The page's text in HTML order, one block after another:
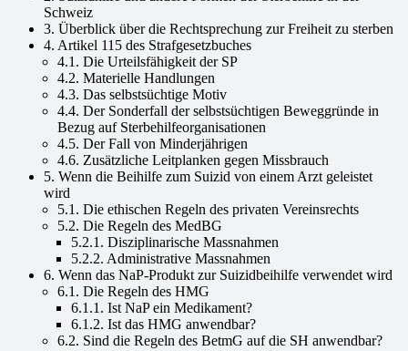
Schweiz
3. Überblick über die Rechtsprechung zur Freiheit zu sterben
4. Artikel 115 des Strafgesetzbuches
4.1. Die Urteilsfähigkeit der SP
4.2. Materielle Handlungen
4.3. Das selbstsüchtige Motiv
4.4. Der Sonderfall der selbstsüchtigen Beweggründe in
Bezug auf Sterbehilfeorganisationen
4.5. Der Fall von Minderjährigen
4.6. Zusätzliche Leitplanken gegen Missbrauch
5. Wenn die Beihilfe zum Suizid von einem Arzt geleistet
wird
5.1. Die ethischen Regeln des privaten Vereinsrechts
5.2. Die Regeln des MedBG
5.2.1. Disziplinarische Massnahmen
5.2.2. Administrative Massnahmen
6. Wenn das NaP-Produkt zur Suizidbeihilfe verwendet wird
6.1. Die Regeln des HMG
6.1.1. Ist NaP ein Medikament?
6.1.2. Ist das HMG anwendbar?
6.2. Sind die Regeln des BetmG auf die SH anwendbar?